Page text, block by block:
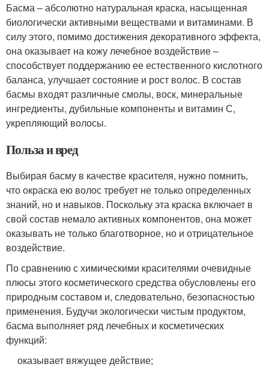
Басма – абсолютно натуральная краска, насыщенная
биологически активными веществами и витаминами. В
силу этого, помимо достижения декоративного эффекта,
она оказывает на кожу лечебное воздействие –
способствует поддержанию ее естественного кислотного
баланса, улучшает состояние и рост волос. В состав
басмы входят различные смолы, воск, минеральные
ингредиенты, дубильные компоненты и витамин С,
укрепляющий волосы.
Польза и вред
Выбирая басму в качестве красителя, нужно помнить,
что окраска ею волос требует не только определенных
знаний, но и навыков. Поскольку эта краска включает в
свой состав немало активных компонентов, она может
оказывать не только благотворное, но и отрицательное
воздействие.
По сравнению с химическими красителями очевидные
плюсы этого косметического средства обусловлены его
природным составом и, следовательно, безопасностью
применения. Будучи экологически чистым продуктом,
басма выполняет ряд лечебных и косметических
функций:
оказывает вяжущее действие;